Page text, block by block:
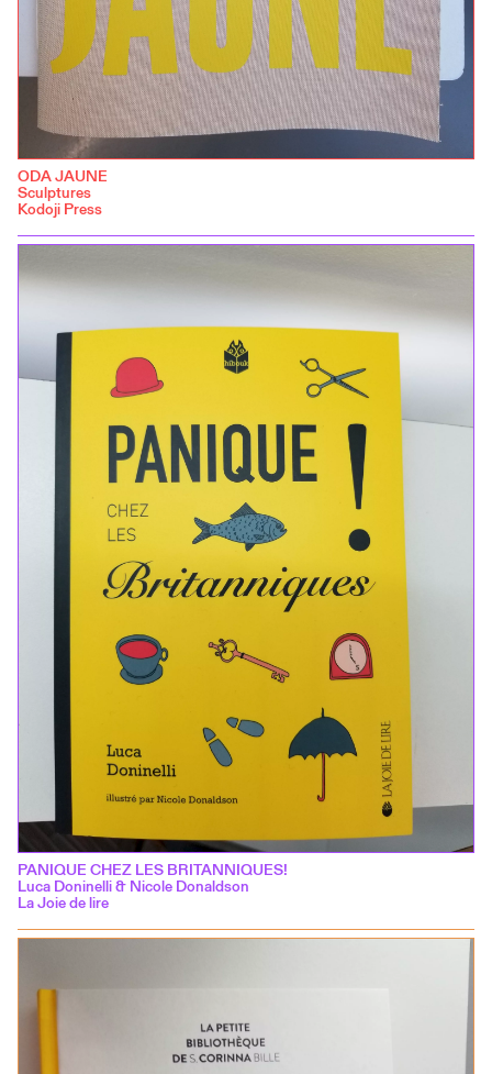
ODA JAUNE
Sculptures
Kodoji Press
PANIQUE CHEZ LES BRITANNIQUES!
Luca Doninelli & Nicole Donaldson
La Joie de lire